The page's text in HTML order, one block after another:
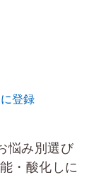
登録
悩み別選び
・酸化しに